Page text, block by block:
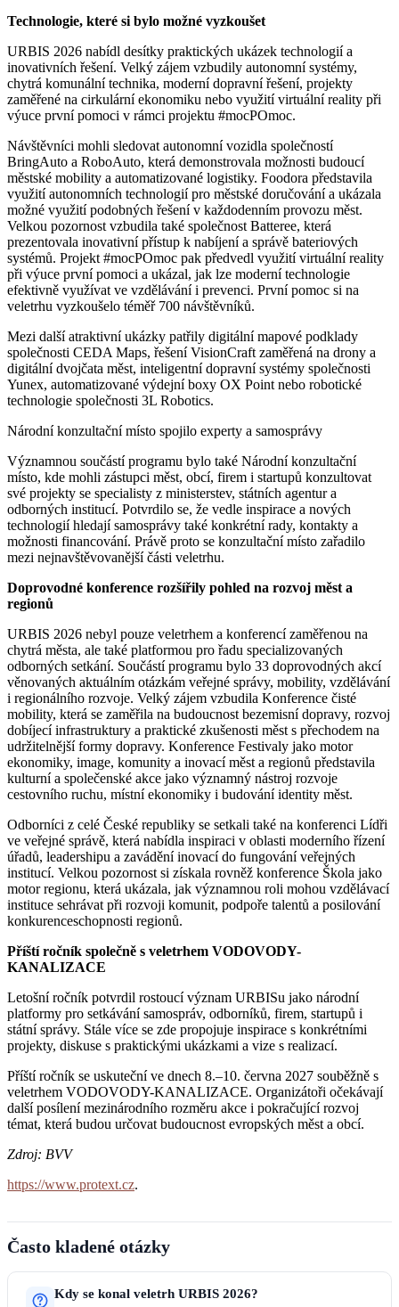
Technologie, které si bylo možné vyzkoušet
URBIS 2026 nabídl desítky praktických ukázek technologií a
inovativních řešení. Velký zájem vzbudily autonomní systémy,
chytrá komunální technika, moderní dopravní řešení, projekty
zaměřené na cirkulární ekonomiku nebo využití virtuální reality při
výuce první pomoci v rámci projektu #mocPOmoc.
Návštěvníci mohli sledovat autonomní vozidla společností
BringAuto a RoboAuto, která demonstrovala možnosti budoucí
městské mobility a automatizované logistiky. Foodora představila
využití autonomních technologií pro městské doručování a ukázala
možné využití podobných řešení v každodenním provozu měst.
Velkou pozornost vzbudila také společnost Batteree, která
prezentovala inovativní přístup k nabíjení a správě bateriových
systémů. Projekt #mocPOmoc pak předvedl využití virtuální reality
při výuce první pomoci a ukázal, jak lze moderní technologie
efektivně využívat ve vzdělávání i prevenci. První pomoc si na
veletrhu vyzkoušelo téměř 700 návštěvníků.
Mezi další atraktivní ukázky patřily digitální mapové podklady
společnosti CEDA Maps, řešení VisionCraft zaměřená na drony a
digitální dvojčata měst, inteligentní dopravní systémy společnosti
Yunex, automatizované výdejní boxy OX Point nebo robotické
technologie společnosti 3L Robotics.
Národní konzultační místo spojilo experty a samosprávy
Významnou součástí programu bylo také Národní konzultační
místo, kde mohli zástupci měst, obcí, firem i startupů konzultovat
své projekty se specialisty z ministerstev, státních agentur a
odborných institucí. Potvrdilo se, že vedle inspirace a nových
technologií hledají samosprávy také konkrétní rady, kontakty a
možnosti financování. Právě proto se konzultační místo zařadilo
mezi nejnavštěvovanější části veletrhu.
Doprovodné konference rozšířily pohled na rozvoj měst a
regionů
URBIS 2026 nebyl pouze veletrhem a konferencí zaměřenou na
chytrá města, ale také platformou pro řadu specializovaných
odborných setkání. Součástí programu bylo 33 doprovodných akcí
věnovaných aktuálním otázkám veřejné správy, mobility, vzdělávání
i regionálního rozvoje. Velký zájem vzbudila Konference čisté
mobility, která se zaměřila na budoucnost bezemisní dopravy, rozvoj
dobíjecí infrastruktury a praktické zkušenosti měst s přechodem na
udržitelnější formy dopravy. Konference Festivaly jako motor
ekonomiky, image, komunity a inovací měst a regionů představila
kulturní a společenské akce jako významný nástroj rozvoje
cestovního ruchu, místní ekonomiky i budování identity měst.
Odborníci z celé České republiky se setkali také na konferenci Lídři
ve veřejné správě, která nabídla inspiraci v oblasti moderního řízení
úřadů, leadershipu a zavádění inovací do fungování veřejných
institucí. Velkou pozornost si získala rovněž konference Škola jako
motor regionu, která ukázala, jak významnou roli mohou vzdělávací
instituce sehrávat při rozvoji komunit, podpoře talentů a posilování
konkurenceschopnosti regionů.
Příští ročník společně s veletrhem VODOVODY-
KANALIZACE
Letošní ročník potvrdil rostoucí význam URBISu jako národní
platformy pro setkávání samospráv, odborníků, firem, startupů i
státní správy. Stále více se zde propojuje inspirace s konkrétními
projekty, diskuse s praktickými ukázkami a vize s realizací.
Příští ročník se uskuteční ve dnech 8.–10. června 2027 souběžně s
veletrhem VODOVODY-KANALIZACE. Organizátoři očekávají
další posílení mezinárodního rozměru akce i pokračující rozvoj
témat, která budou určovat budoucnost evropských měst a obcí.
Zdroj: BVV
https://www.protext.cz.
Často kladené otázky
Kdy se konal veletrh URBIS 2026?